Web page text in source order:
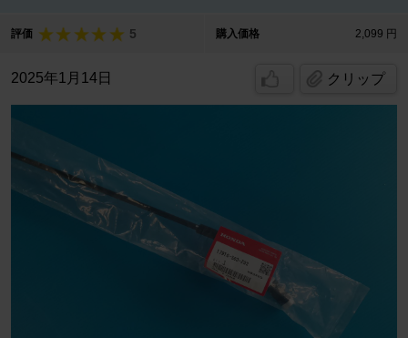
評価 5 購入価格 2,099 円
2025年1月14日 クリップ